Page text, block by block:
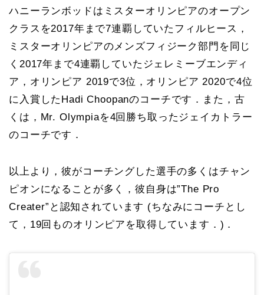
ハニーランボッドはミスターオリンピアのオープン
クラスを2017年まで7連覇していたフィルヒース，
ミスターオリンピアのメンズフィジーク部門を同じ
く2017年まで4連覇していたジェレミーブエンディ
ア，オリンピア 2019で3位，オリンピア 2020で4位
に入賞したHadi Choopanのコーチです．また，古
くは，Mr. Olympiaを4回勝ち取ったジェイカトラー
のコーチです．
以上より，彼がコーチングした選手の多くはチャン
ピオンになることが多く，彼自身は”The Pro
Creater”と認知されています (ちなみにコーチとし
て，19回ものオリンピアを取得しています．)．